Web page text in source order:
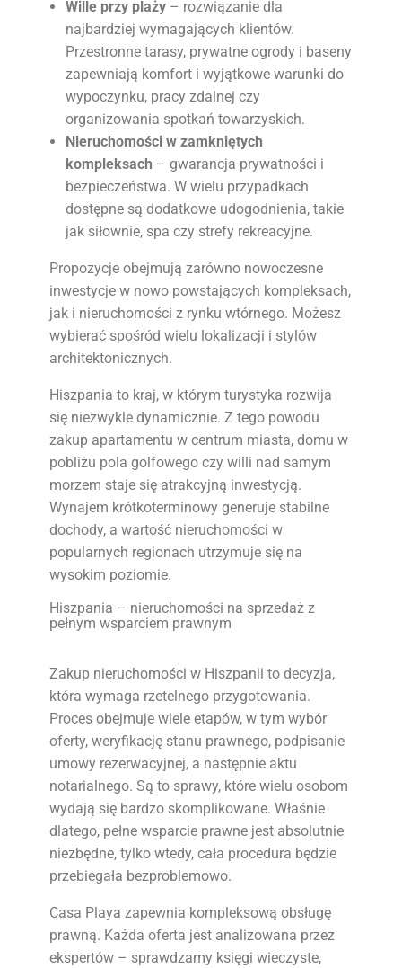
Wille przy plaży– rozwiązanie dla
najbardziej wymagających klientów.
Przestronne tarasy, prywatne ogrody i baseny
zapewniają komfort i wyjątkowe warunki do
wypoczynku, pracy zdalnej czy
organizowania spotkań towarzyskich.
Nieruchomości w zamkniętych
kompleksach – gwarancja prywatności i
bezpieczeństwa. W wielu przypadkach
dostępne są dodatkowe udogodnienia, takie
jak siłownie, spa czy strefy rekreacyjne.
Propozycje obejmują zarówno nowoczesne
inwestycje w nowo powstających kompleksach,
jak i nieruchomości z rynku wtórnego. Możesz
wybierać spośród wielu lokalizacji i stylów
architektonicznych.
Hiszpania to kraj, w którym turystyka rozwija
się niezwykle dynamicznie. Z tego powodu
zakup apartamentu w centrum miasta, domu w
pobliżu pola golfowego czy willi nad samym
morzem staje się atrakcyjną inwestycją.
Wynajem krótkoterminowy generuje stabilne
dochody, a wartość nieruchomości w
popularnych regionach utrzymuje się na
wysokim poziomie.
Hiszpania – nieruchomości na sprzedaż z
pełnym wsparciem prawnym
Zakup nieruchomości w Hiszpanii to decyzja,
która wymaga rzetelnego przygotowania.
Proces obejmuje wiele etapów, w tym wybór
oferty, weryfikację stanu prawnego, podpisanie
umowy rezerwacyjnej, a następnie aktu
notarialnego. Są to sprawy, które wielu osobom
wydają się bardzo skomplikowane. Właśnie
dlatego, pełne wsparcie prawne jest absolutnie
niezbędne, tylko wtedy, cała procedura będzie
przebiegała bezproblemowo.
Casa Playa zapewnia kompleksową obsługę
prawną. Każda oferta jest analizowana przez
ekspertów – sprawdzamy księgi wieczyste,